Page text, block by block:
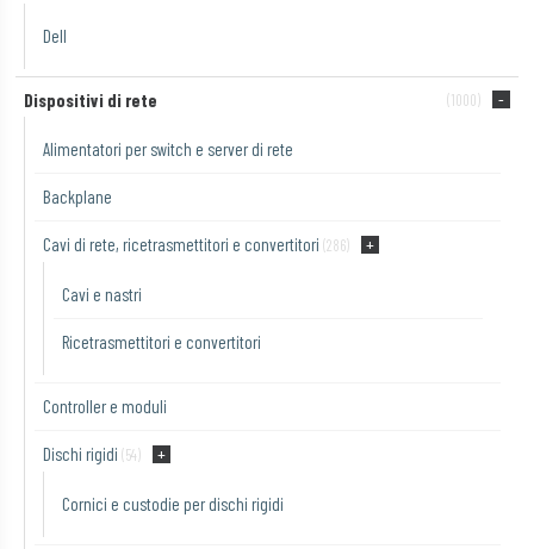
Dell
Dispositivi di rete (1000)
Alimentatori per switch e server di rete
Backplane
Cavi di rete, ricetrasmettitori e convertitori (286)
Cavi e nastri
Ricetrasmettitori e convertitori
Controller e moduli
Dischi rigidi (54)
Cornici e custodie per dischi rigidi